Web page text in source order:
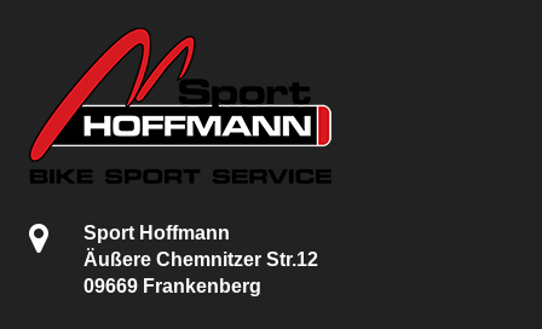
Sport Hoffmann
Äußere Chemnitzer Str.12
09669 Frankenberg